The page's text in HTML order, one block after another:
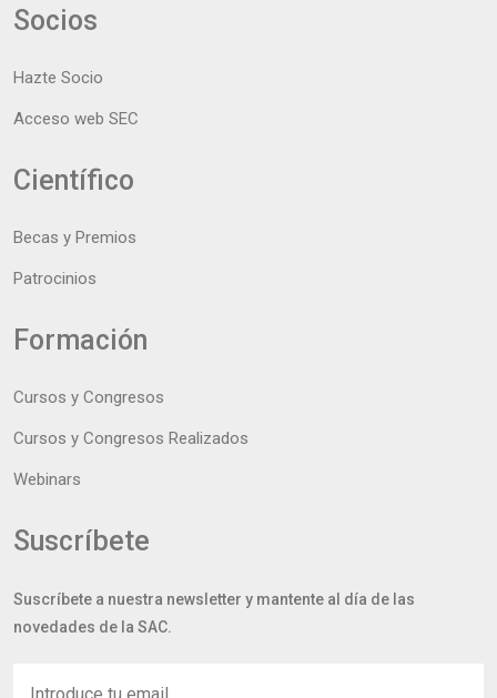
Socios
Hazte Socio
Acceso web SEC
Científico
Becas y Premios
Patrocinios
Formación
Cursos y Congresos
Cursos y Congresos Realizados
Webinars
Suscríbete
Suscríbete a nuestra newsletter y mantente al día de las
novedades de la SAC.